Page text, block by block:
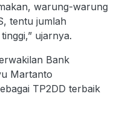
warung-warung
tentu jumlah
ujarnya.
Bank
Martanto
TP2DD terbaik